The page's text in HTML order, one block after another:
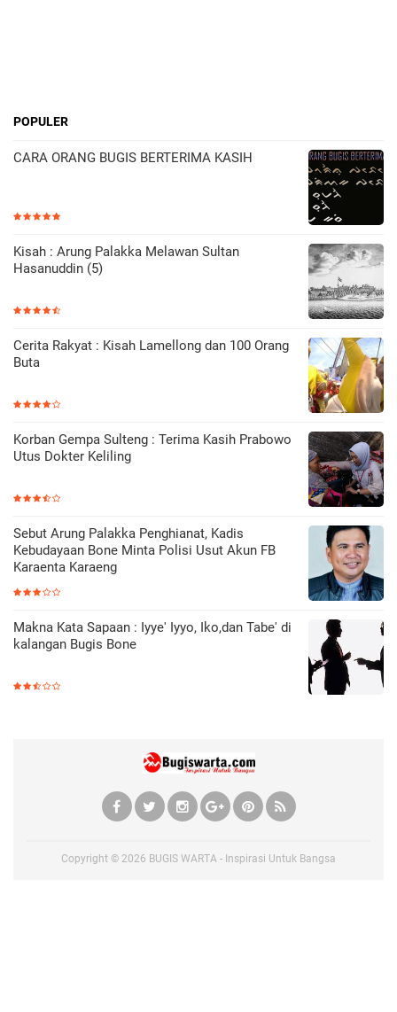
POPULER
CARA ORANG BUGIS BERTERIMA KASIH
Kisah : Arung Palakka Melawan Sultan
Hasanuddin (5)
Cerita Rakyat : Kisah Lamellong dan 100 Orang
Buta
Korban Gempa Sulteng : Terima Kasih Prabowo
Utus Dokter Keliling
Sebut Arung Palakka Penghianat, Kadis
Kebudayaan Bone Minta Polisi Usut Akun FB
Karaenta Karaeng
Makna Kata Sapaan : Iyye' Iyyo, Iko,dan Tabe' di
kalangan Bugis Bone
Copyright © 2026 BUGIS WARTA - Inspirasi Untuk Bangsa